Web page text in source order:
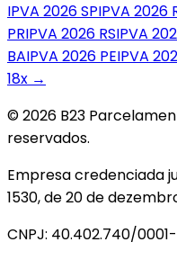
IPVA 2026SPIPVA 2026
PRIPVA 2026 RSIPVA
BAIPVA 2026 PEIPVA
18x →
© 2026 B23
reservados.
Empresa credenciada
1530, de 20 de
CNPJ: 40.402.740/